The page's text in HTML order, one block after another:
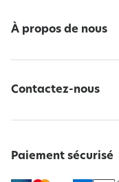
À propos de nous
Contactez-nous
Paiement sécurisé